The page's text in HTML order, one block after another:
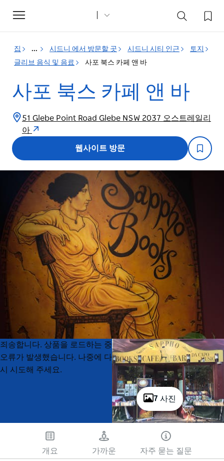
Toggle
navigation
집 ... 시드니 에서 방문할 곳 시드니 시티 인근
토지
글리브 음식 및 음료
사포 북스 카페 앤 바
사포 북스 카페 앤 바
51 Glebe Point Road Glebe NSW 2037 오스트레일리
아
웹사이트 방문
7 사진
Product
List
Product
List
죄송합니다. 상품을 로드하는 중
오류가 발생했습니다. 나중에 다
시 시도해 주세요.
개요 가까운 자주 묻는 질문